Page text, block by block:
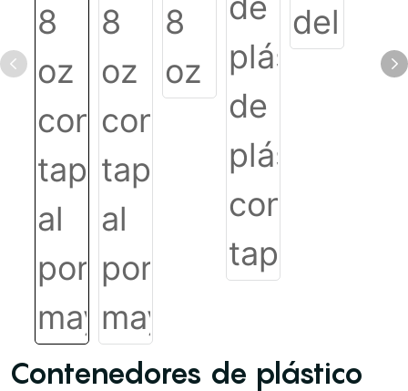
Contenedores de plástico